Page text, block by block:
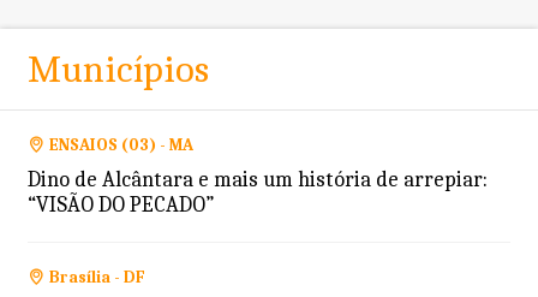
Municípios
ENSAIOS (03) - MA
Dino de Alcântara e mais um história de arrepiar:
“VISÃO DO PECADO”
Brasília - DF